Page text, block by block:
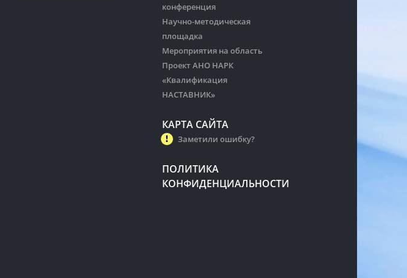
конференция
Научно-методическая
площадка
Мероприятия на область
Проект АНО НАРК
«Квалификация
НАСТАВНИК»
КАРТА САЙТА
Заметили ошибку?
ПОЛИТИКА
КОНФИДЕНЦИАЛЬНОСТИ